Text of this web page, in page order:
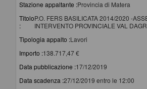
Stazione appaltante :Provincia di Matera
Titolo
:
P.O. FERS BASILICATA 2014/2020 -
INTERVENTO PROVINCIALE VAL
Tipologia appalto :Lavori
Importo :138.717,47 €
Data pubblicazione :17/12/2019
Data scadenza :27/12/2019 entro le 12:00